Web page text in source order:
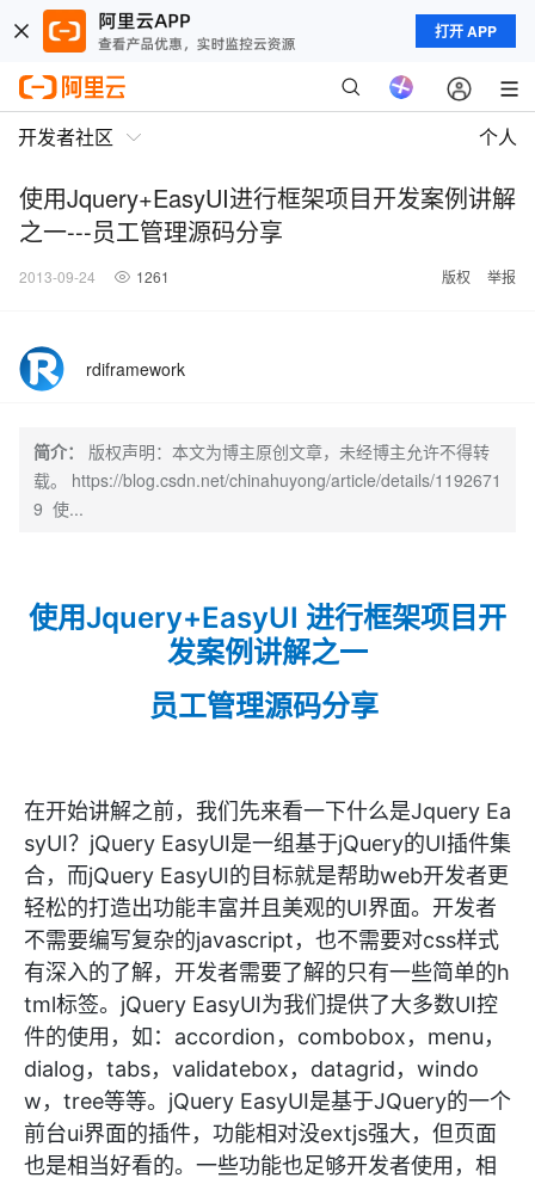
打开 APP
开发者社区 个人
使用Jquery+EasyUI进行框架项目开发案例讲解
之一---员工管理源码分享
2013-09-24 1261 版权 举报
rdiframework
简介：
版权声明：本文为博主原创文章，未经博主允许不得转
载。 https://blog.csdn.net/chinahuyong/article/details/1192671
9 使...
使用Jquery+EasyUI 进行框架项目开
发案例讲解之一
员工管理源码分享
在开始讲解之前，我们先来看一下什么是Jquery Ea
syUI？jQuery EasyUI是一组基于jQuery的UI插件集
合，而jQuery EasyUI的目标就是帮助web开发者更
轻松的打造出功能丰富并且美观的UI界面。开发者
不需要编写复杂的javascript，也不需要对css样式
有深入的了解，开发者需要了解的只有一些简单的h
tml标签。jQuery EasyUI为我们提供了大多数UI控
件的使用，如：accordion，combobox，menu，
dialog，tabs，validatebox，datagrid，windo
w，tree等等。jQuery EasyUI是基于JQuery的一个
前台ui界面的插件，功能相对没extjs强大，但页面
也是相当好看的。一些功能也足够开发者使用，相